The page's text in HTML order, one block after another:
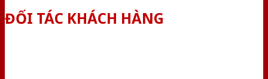
ĐỐI TÁC KHÁCH HÀNG